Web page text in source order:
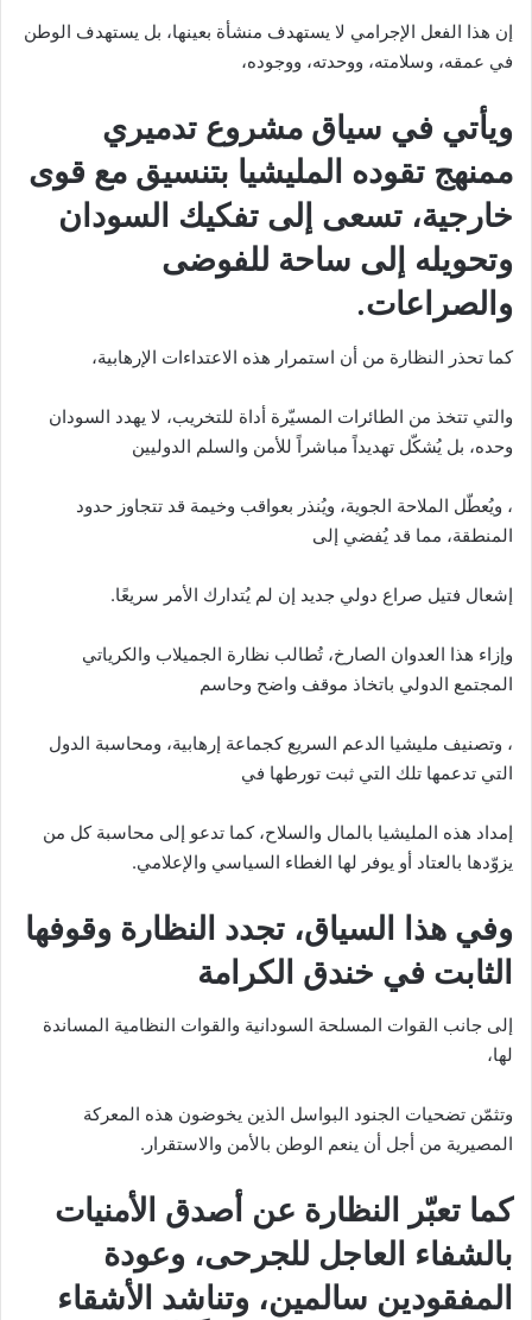
إن هذا الفعل الإجرامي لا يستهدف منشأة بعينها، بل يستهدف الوطن
في عمقه، وسلامته، ووحدته، ووجوده،
ويأتي في سياق مشروع تدميري
ممنهج تقوده المليشيا بتنسيق مع قوى
خارجية، تسعى إلى تفكيك السودان
وتحويله إلى ساحة للفوضى
والصراعات.
كما تحذر النظارة من أن استمرار هذه الاعتداءات الإرهابية،
والتي تتخذ من الطائرات المسيّرة أداة للتخريب، لا يهدد السودان
وحده، بل يُشكّل تهديداً مباشراً للأمن والسلم الدوليين
، ويُعطّل الملاحة الجوية، ويُنذر بعواقب وخيمة قد تتجاوز حدود
المنطقة، مما قد يُفضي إلى
إشعال فتيل صراع دولي جديد إن لم يُتدارك الأمر سريعًا.
وإزاء هذا العدوان الصارخ، تُطالب نظارة الجميلاب والكرياتي
المجتمع الدولي باتخاذ موقف واضح وحاسم
، وتصنيف مليشيا الدعم السريع كجماعة إرهابية، ومحاسبة الدول
التي تدعمها تلك التي ثبت تورطها في
إمداد هذه المليشيا بالمال والسلاح، كما تدعو إلى محاسبة كل من
يزوّدها بالعتاد أو يوفر لها الغطاء السياسي والإعلامي.
وفي هذا السياق، تجدد النظارة وقوفها
الثابت في خندق الكرامة
إلى جانب القوات المسلحة السودانية والقوات النظامية المساندة
لها،
وتثمّن تضحيات الجنود البواسل الذين يخوضون هذه المعركة
المصيرية من أجل أن ينعم الوطن بالأمن والاستقرار.
كما تعبّر النظارة عن أصدق الأمنيات
بالشفاء العاجل للجرحى، وعودة
المفقودين سالمين، وتناشد الأشقاء